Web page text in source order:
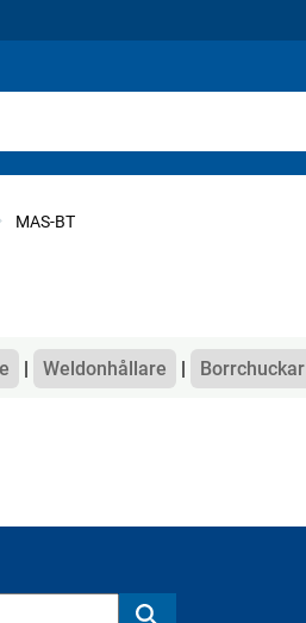
MAS-BT
Weldonhållare Borrchuckar